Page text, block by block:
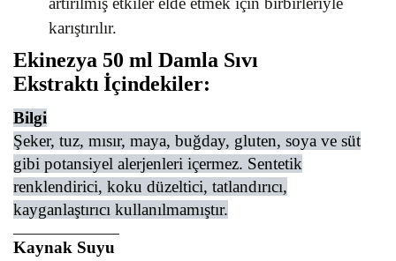
karıştırılır.
Ekinezya 50 ml Damla Sıvı
Ekstraktı İçindekiler:
Bilgi
Şeker, tuz, mısır, maya, buğday, gluten, soya ve süt
gibi potansiyel alerjenleri içermez. Sentetik
renklendirici, koku düzeltici, tatlandırıcı,
kayganlaştırıcı kullanılmamıştır.
Kaynak Suyu